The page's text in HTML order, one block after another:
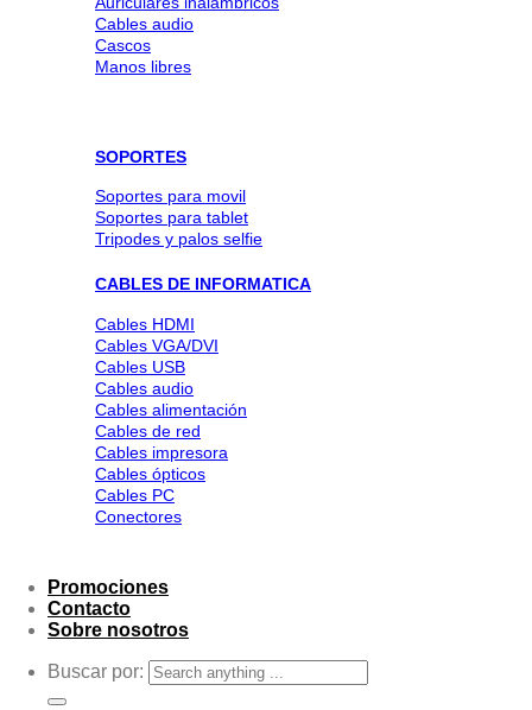
Cables audio
Cascos
Manos libres
SOPORTES
Soportes para movil
Soportes para tablet
Tripodes y palos selfie
CABLES DE INFORMATICA
Cables HDMI
Cables VGA/DVI
Cables USB
Cables audio
Cables alimentación
Cables de red
Cables impresora
Cables ópticos
Cables PC
Conectores
Promociones
Contacto
Sobre nosotros
Buscar por: